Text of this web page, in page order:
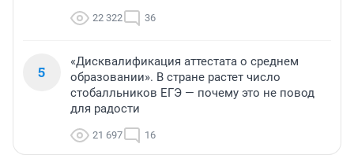
22 322 36
5
«Дисквалификация аттестата о среднем
образовании». В стране растет число
стобалльников ЕГЭ — почему это не повод
для радости
21 697 16